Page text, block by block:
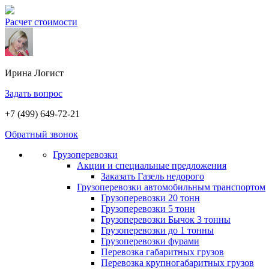
Расчет стоимости
Ирина Логист
Задать вопрос
+7 (499) 649-72-21
Обратный звонок
Грузоперевозки
Акции и специальные предложения
Заказать Газель недорого
Грузоперевозки автомобильным транспортом
Грузоперевозки 20 тонн
Грузоперевозки 5 тонн
Грузоперевозки Бычок 3 тонны
Грузоперевозки до 1 тонны
Грузоперевозки фурами
Перевозка габаритных грузов
Перевозка крупногабаритных грузов